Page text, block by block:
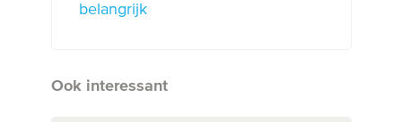
belangrijk
Ook interessant